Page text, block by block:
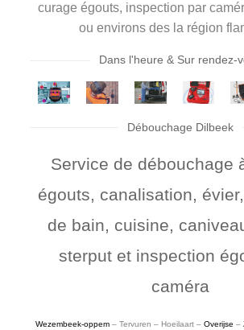
curage égouts, inspection par
ou environs des la région
Dans l'heure & Sur rendez-
Débouchage Dilbeek
Service de débouchage
égouts, canalisation,
de bain, cuisine,
sterput et inspection
caméra
Wezembeek-oppem – Tervuren – Hoeilaart – Overijse –